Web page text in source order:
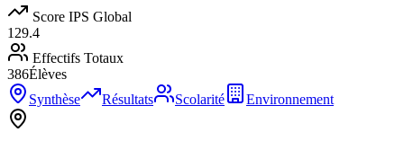
Score IPS Global
129.4
Effectifs Totaux
386Élèves
Synthèse
Résultats Scolarité Environnement